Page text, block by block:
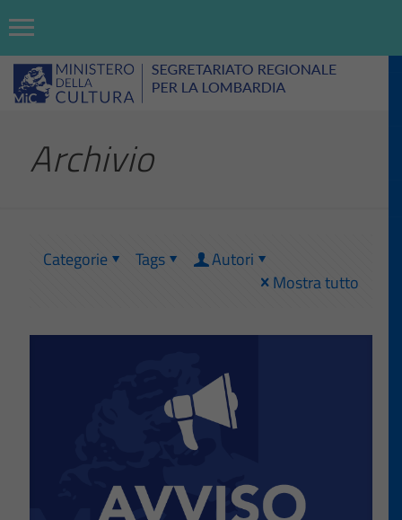
Archivio
Categorie Tags
Autori
Mostra tutto